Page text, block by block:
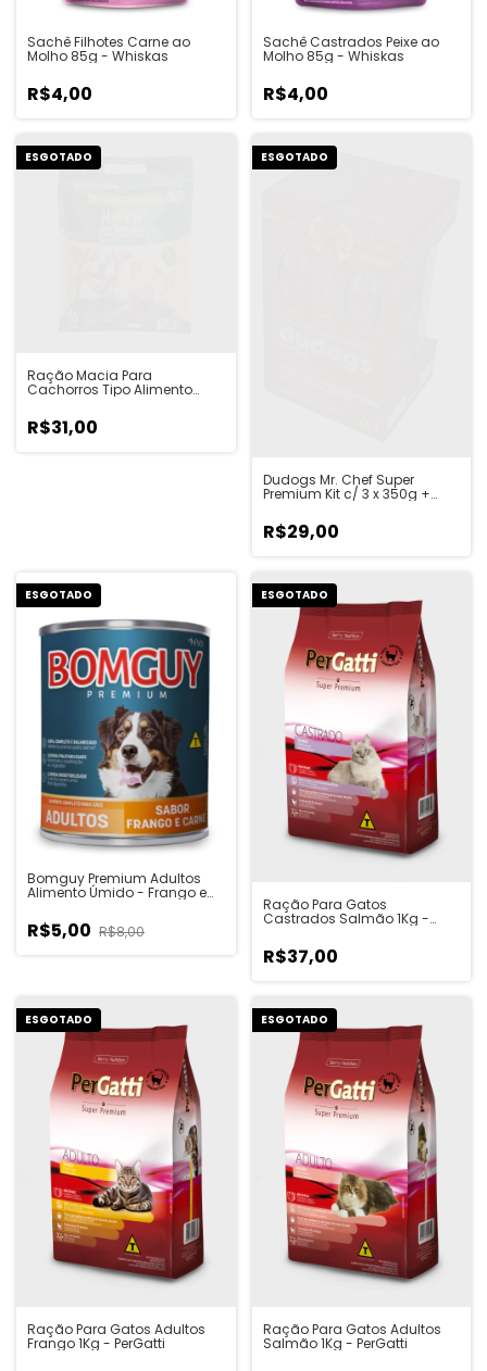
Sachê Filhotes Carne ao
Molho 85g - Whiskas
R$4,00
Sachê Castrados Peixe ao
Molho 85g - Whiskas
R$4,00
ESGOTADO
Ração Macia Para
Cachorros Tipo Alimento
R$31,00
ESGOTADO
Dudogs Mr. Chef Super
Premium Kit c/ 3 x 350g +
Armazenamento
R$29,00
ESGOTADO
Bomguy Premium Adultos
Alimento Úmido - Frango e
R$5,00 R$8,00
ESGOTADO
Ração Para Gatos
Castrados Salmão 1Kg -
R$37,00
ESGOTADO
Ração Para Gatos Adultos
Frango 1Kg - PerGatti
ESGOTADO
Ração Para Gatos Adultos
Salmão 1Kg - PerGatti